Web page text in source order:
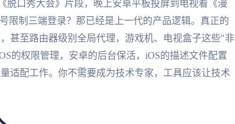
脱口秀大会》片段，晚上安卓平板投屏到电视看《漫
限制三端登录？那已经是上一代的产品逻辑。真正的
甚至路由器级别全局代理，游戏机、电视盒子这些"非
的权限管理，安卓的后台保活，iOS的描述文件配置
配工作。你不需要成为技术专家，工具应该让技术